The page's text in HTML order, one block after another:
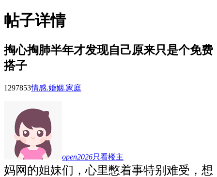
帖子详情
掏心掏肺半年才发现自己原来只是个免费
搭子
1297853情感.婚姻.家庭
open2026只看楼主
妈网的姐妹们，心里憋着事特别难受，想